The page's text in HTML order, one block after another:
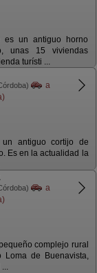
un antiguo horno
unas 15 viviendas
turísti ...
a
antiguo cortijo de
Es en la actualidad la
a
complejo rural
Loma de Buenavista,